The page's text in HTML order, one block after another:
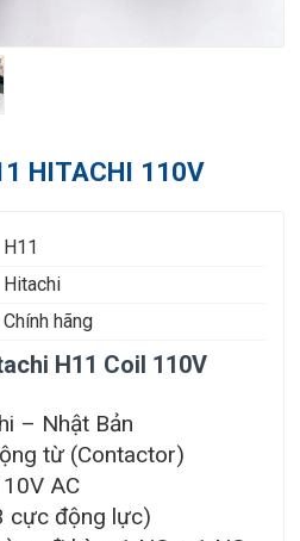
HITACHI 110V
H11
Hitachi
Chính hãng
H11 Coil 110V
– Nhật Bản
từ (Contactor)
AC
cực động lực)